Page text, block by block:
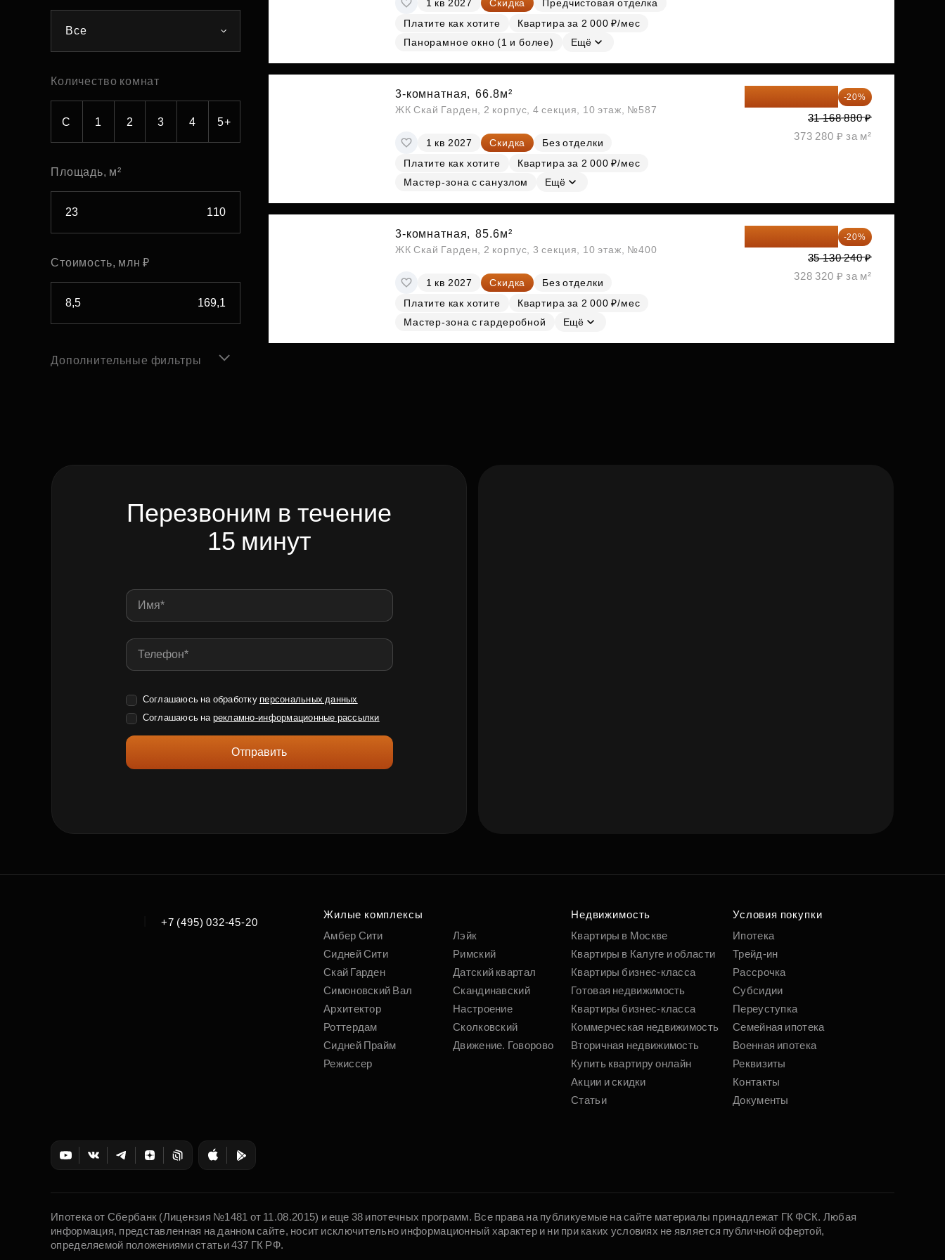
Субсидии
Все
Количество комнат
С 1 2 3 4 5+
Площадь, м²
Стоимость, млн ₽
Дополнительные фильтры
1 кв 2027 Скидка
Предчистовая отделка
Платите как хотите
Квартира за 2 000 ₽/мес
Панорамное окно (1 и более)
Ещё
3-комнатная, 66.8м²
ЖК Скай Гарден, 2 корпус, 4 секция, 10 этаж, №587
1 кв 2027 Скидка
Без отделки
Платите как хотите
Квартира за 2 000 ₽/мес
Мастер-зона с санузлом
Ещё
-20%
31 168 880 ₽
373 280 ₽ за м²
3-комнатная, 85.6м²
ЖК Скай Гарден, 2 корпус, 3 секция, 10 этаж, №400
1 кв 2027 Скидка
Без отделки
Платите как хотите
Квартира за 2 000 ₽/мес
Мастер-зона с гардеробной
Ещё
-20%
35 130 240 ₽
328 320 ₽ за м²
Перезвоним в течение
15 минут
Соглашаюсь на обработку персональных данных
Соглашаюсь на рекламно-информационные рассылки
Отправить
+7 (495) 032-45-20
Жилые комплексы
Амбер Сити
Сидней Сити
Скай Гарден
Симоновский Вал
Архитектор
Роттердам
Сидней Прайм
Режиссер
Лэйк
Римский
Датский квартал
Скандинавский
Настроение
Сколковский
Движение. Говорово
Недвижимость
Квартиры в Москве
Квартиры в Калуге и области
Квартиры бизнес-класса
Готовая недвижимость
Квартиры бизнес-класса
Коммерческая недвижимость
Вторичная недвижимость
Купить квартиру онлайн
Акции и скидки
Статьи
Условия покупки
Ипотека
Трейд-ин
Рассрочка
Субсидии
Переуступка
Семейная ипотека
Военная ипотека
Реквизиты
Контакты
Документы
Ипотека от Сбербанк (Лицензия №1481 от 11.08.2015) и еще 38 ипотечных программ. Все права на публикуемые на сайте материалы принадлежат ГК ФСК. Любая
информация, представленная на данном сайте, носит исключительно информационный характер и ни при каких условиях не является публичной офертой,
определяемой положениями статьи 437 ГК РФ.